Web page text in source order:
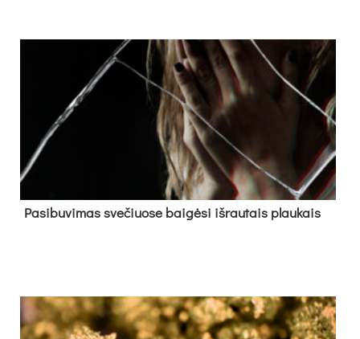
Pa­si­bu­vi­mas sve­čiuo­se bai­gė­si iš­rau­tais plau­kais